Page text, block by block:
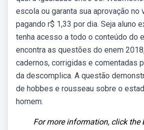
escola ou garanta sua aprovação no
pagando r$ 1,33 por dia. Seja aluno
tenha acesso a todo o conteúdo do
encontra as questões do enem
cadernos, corrigidas e comentadas
da descomplica. A questão
de hobbes e rousseau sobre o
homem.
For more information, click the